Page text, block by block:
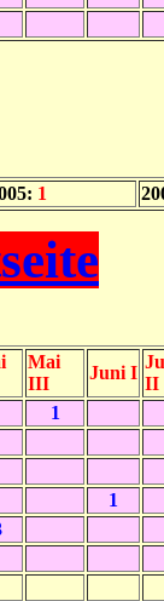
1
Mai
III
Juni I
II
1
1